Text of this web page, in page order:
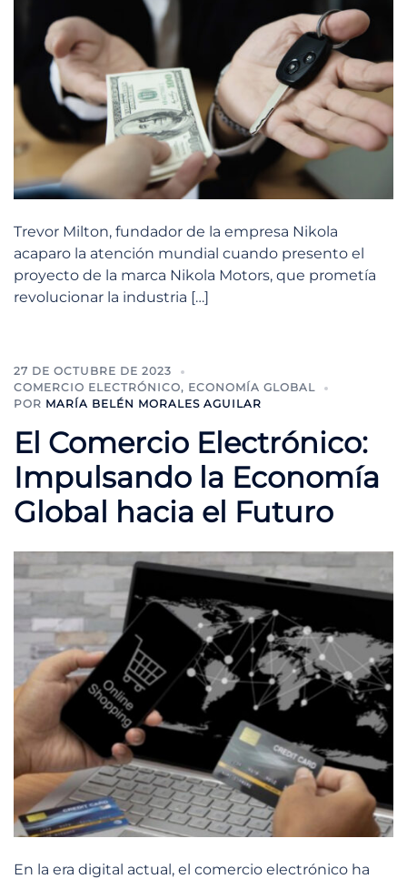
Trevor Milton, fundador de la empresa Nikola
acaparo la atención mundial cuando presento el
proyecto de la marca Nikola Motors, que prometía
revolucionar la industria […]
27 DE OCTUBRE DE 2023
COMERCIO ELECTRÓNICO, ECONOMÍA GLOBAL
POR MARÍA BELÉN MORALES AGUILAR
El Comercio Electrónico:
Impulsando la Economía
Global hacia el Futuro
En la era digital actual, el comercio electrónico ha